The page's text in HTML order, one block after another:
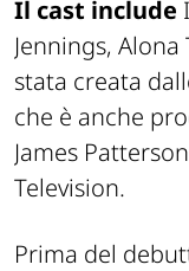
Il cast include
Jennings, Alona
stata creata
che è anche
James
Television.
Prima del